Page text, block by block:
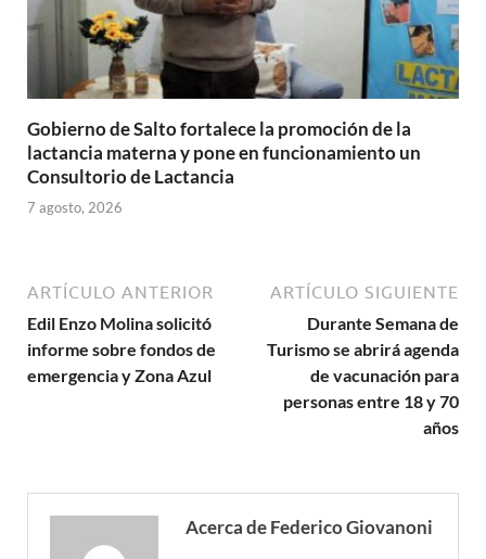
Gobierno de Salto fortalece la promoción de la
lactancia materna y pone en funcionamiento un
Consultorio de Lactancia
7 agosto, 2026
ARTÍCULO ANTERIOR
Edil Enzo Molina solicitó
informe sobre fondos de
emergencia y Zona Azul
ARTÍCULO SIGUIENTE
Durante Semana de
Turismo se abrirá agenda
de vacunación para
personas entre 18 y 70
años
Acerca de Federico Giovanoni